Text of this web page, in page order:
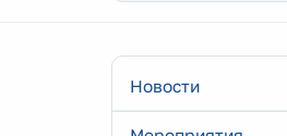
Новости